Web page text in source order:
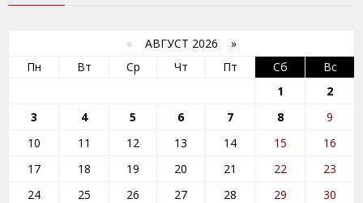
« АВГУСТ 2026 »
Пн
Вт Ср Чт Пт Сб
Вс
1
2
3
4 5 6 7 8
9
10
11 12 13 14 15
16
17
18 19 20 21 22
23
24
25 26 27 28 29
30